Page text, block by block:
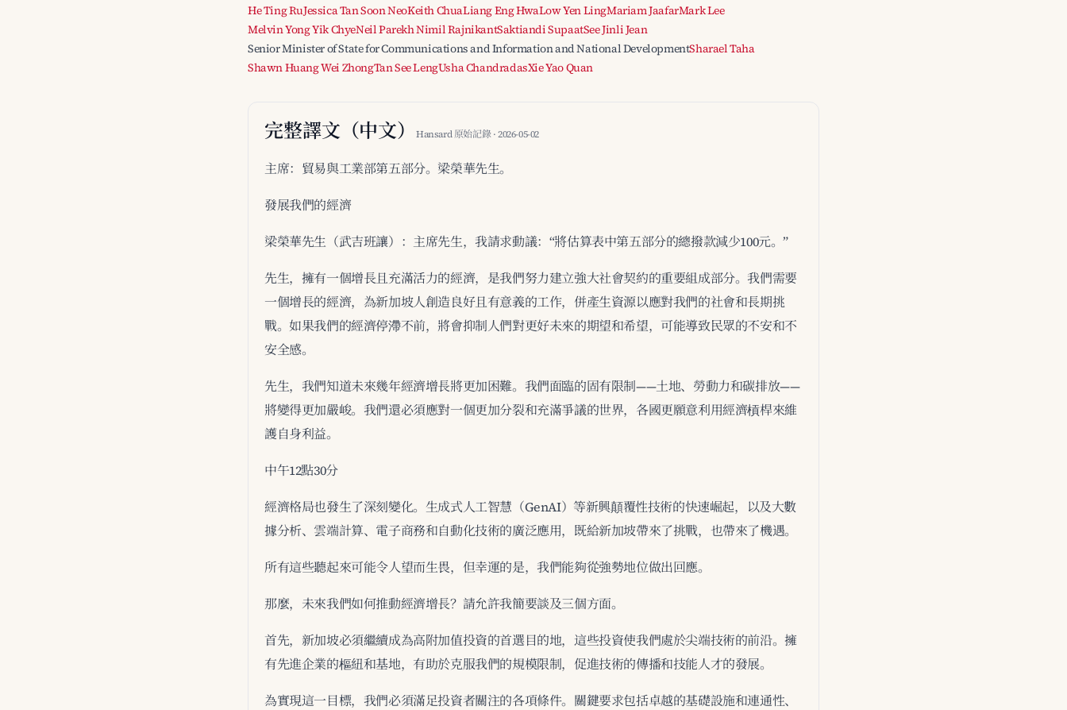
He Ting RuJessica Tan Soon NeoKeith ChuaLiang Eng HwaLow Yen LingMariam JaafarMark Lee
Melvin Yong Yik ChyeNeil Parekh Nimil RajnikantSaktiandi SupaatSee Jinli Jean
Senior Minister of State for Communications and Information and National DevelopmentSharael Taha
Shawn Huang Wei ZhongTan See LengUsha ChandradasXie Yao Quan
完整譯文（中文）Hansard 原始記錄 · 2026-05-02
主席：貿易與工業部第五部分。梁榮華先生。
發展我們的經濟
梁榮華先生（武吉班讓）：主席先生，我請求動議：“將估算表中第五部分的總撥款減少100元。”
先生，擁有一個增長且充滿活力的經濟，是我們努力建立強大社會契約的重要組成部分。我們需要
一個增長的經濟，為新加坡人創造良好且有意義的工作，併產生資源以應對我們的社會和長期挑
戰。如果我們的經濟停滯不前，將會抑制人們對更好未來的期望和希望，可能導致民眾的不安和不
安全感。
先生，我們知道未來幾年經濟增長將更加困難。我們面臨的固有限制——土地、勞動力和碳排放——
將變得更加嚴峻。我們還必須應對一個更加分裂和充滿爭議的世界，各國更願意利用經濟槓桿來維
護自身利益。
中午12點30分
經濟格局也發生了深刻變化。生成式人工智慧（GenAI）等新興顛覆性技術的快速崛起，以及大數
據分析、雲端計算、電子商務和自動化技術的廣泛應用，既給新加坡帶來了挑戰，也帶來了機遇。
所有這些聽起來可能令人望而生畏，但幸運的是，我們能夠從強勢地位做出回應。
那麼，未來我們如何推動經濟增長？請允許我簡要談及三個方面。
首先，新加坡必須繼續成為高附加值投資的首選目的地，這些投資使我們處於尖端技術的前沿。擁
有先進企業的樞紐和基地，有助於克服我們的規模限制，促進技術的傳播和技能人才的發展。
為實現這一目標，我們必須滿足投資者關注的各項條件。關鍵要求包括卓越的基礎設施和連通性、